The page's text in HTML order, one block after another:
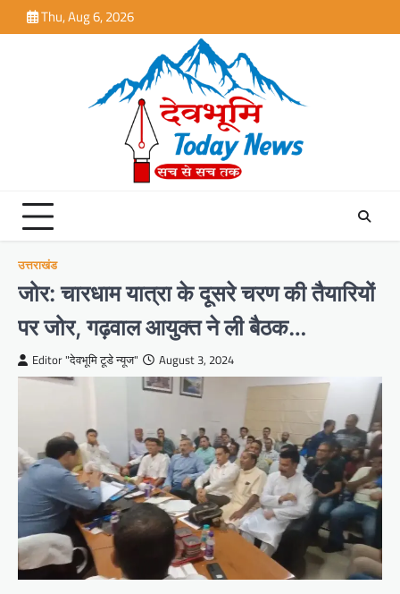
to
Thu, Aug 6, 2026
उत्तराखंड
जोर: चारधाम यात्रा के दूसरे चरण की तैयारियों
पर जोर, गढ़वाल आयुक्त ने ली बैठक…
Editor "देवभूमि टूडे न्यूज" August 3, 2024